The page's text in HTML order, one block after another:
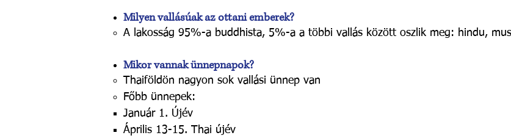
Milyen vallásúak az ottani emberek?
A lakosság 95%-a buddhista, 5%-a a többi vallás között oszlik meg: hindu,
Mikor vannak ünnepnapok?
Thaiföldön nagyon sok vallási ünnep van
Főbb ünnepek:
Január 1. Újév​
Április 13-15. Thai újév